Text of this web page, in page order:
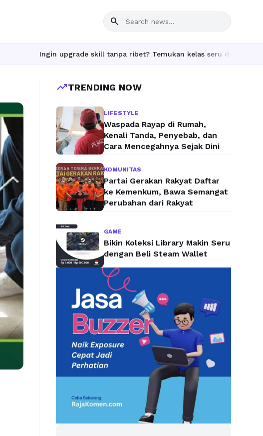
search
Ingin upgrade skill tanpa ribet? Temukan kelas seru dan materi lengkap
trending_upTRENDING NOW
LIFESTYLE
Waspada Rayap di Rumah,
Kenali Tanda, Penyebab, dan
Cara Mencegahnya Sejak Dini
KOMUNITAS
Partai Gerakan Rakyat Daftar
ke Kemenkum, Bawa Semangat
Perubahan dari Rakyat
GAME
Bikin Koleksi Library Makin Seru
dengan Beli Steam Wallet